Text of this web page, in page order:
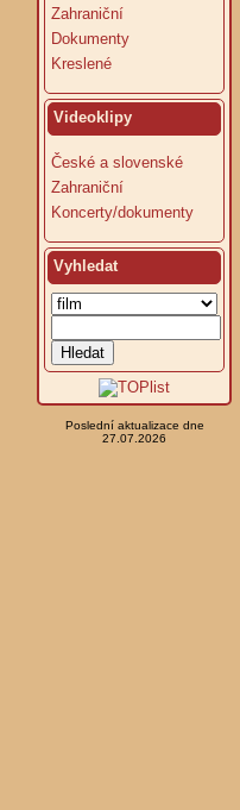
Zahraniční
Dokumenty
Kreslené
Videoklipy
České a slovenské
Zahraniční
Koncerty/dokumenty
Vyhledat
Poslední aktualizace dne
27.07.2026